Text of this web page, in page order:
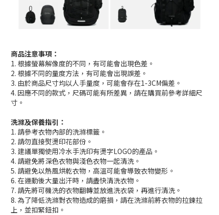
商品注意事項：
1. 根據螢幕解像度的不同，有可能會出現色差。
2. 根據不同的量度方法，有可能會出現誤差。
3. 由於商品尺寸均以人手量度，可能會存在1-3CM偏差。
4. 因應不同的款式，尺碼可能有所差異，請在購買前參考詳細尺
寸。
洗滌及保養指引：
1. 請參考衣物內部的洗滌標籤。
2. 請勿直接熨燙印花部份。
3. 建議單獨使用冷水手洗印有燙字LOGO的產品。
4. 請避免將深色衣物與淺色衣物一起清洗。
5. 請避免以熱風烘乾衣物，高溫可能會導致衣物變形。
6. 在運動後大量出汗時，請盡快清洗衣物。
7. 請先將可機洗的衣物翻轉並放進洗衣袋，再進行清洗。
8. 為了降低洗滌對衣物造成的磨損，請在洗滌前將衣物的拉鍊拉
上，並扣緊鈕扣。